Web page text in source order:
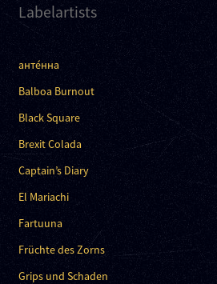
Labelartists
анте́нна
Balboa Burnout
Black Square
Brexit Colada
Captain’s Diary
El Mariachi
Fartuuna
Früchte des Zorns
Grips und Schaden